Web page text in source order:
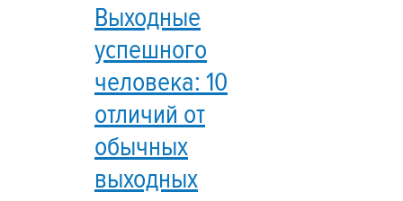
Выходные
успешного
человека: 10
отличий от
обычных
выходных